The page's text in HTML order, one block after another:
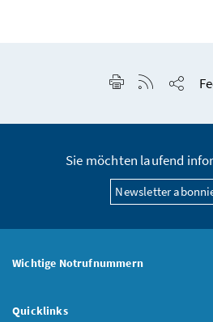
Seite drucken
RSS-Feed
Sie möchten laufend
Newsletter
Wichtige Notrufnummern
Quicklinks